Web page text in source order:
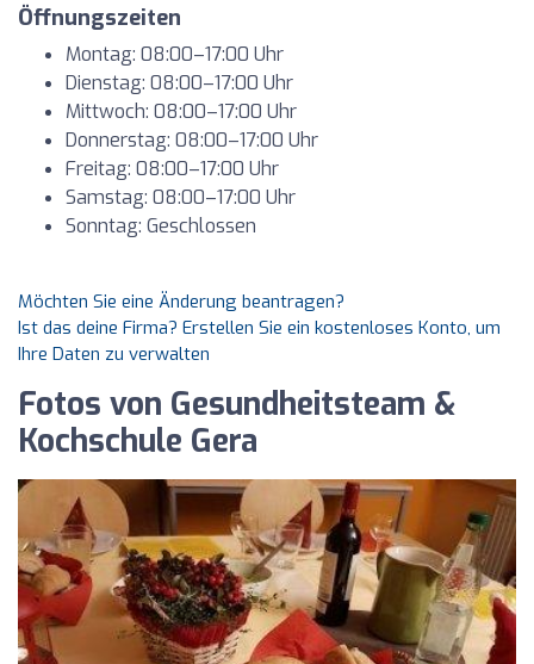
Öffnungszeiten
Montag: 08:00–17:00 Uhr
Dienstag: 08:00–17:00 Uhr
Mittwoch: 08:00–17:00 Uhr
Donnerstag: 08:00–17:00 Uhr
Freitag: 08:00–17:00 Uhr
Samstag: 08:00–17:00 Uhr
Sonntag: Geschlossen
Möchten Sie eine Änderung beantragen?
Ist das deine Firma? Erstellen Sie ein kostenloses Konto, um
Ihre Daten zu verwalten
Fotos von Gesundheitsteam &
Kochschule Gera